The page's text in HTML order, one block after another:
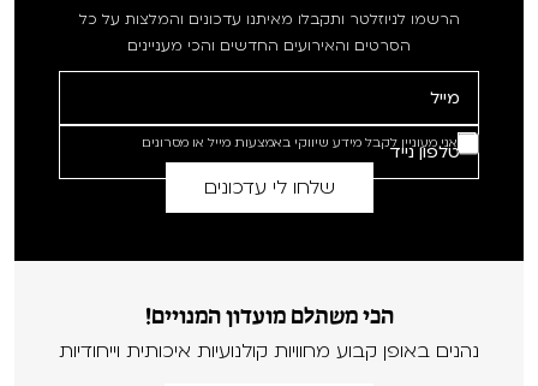
הרשמו לניוזלטר ותקבלו מאיתנו עדכונים והמלצות על כל
הסרטים והאירועים החדשים והכי מעניינים
אני מעוניין לקבל מידע שיווקי באמצעות מייל או מסרונים
הכי משתלם מועדון המנויים!
נהנים באופן קבוע מחוויות קולנועיות איכותית וייחודיות